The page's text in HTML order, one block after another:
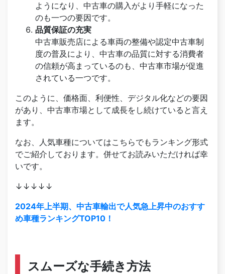
ようになり、中古車の購入がより手軽になった
のも一つの要因です。
品質保証の充実
中古車販売店による車両の整備や認定中古車制
度の普及により、中古車の品質に対する消費者
の信頼が高まっているのも、中古車市場が促進
されている一つです。
このように、価格面、利便性、デジタル化などの要因
があり、中古車市場として成長をし続けていると言え
ます。
なお、人気車種についてはこちらでもランキング形式
でご紹介しております。併せてお読みいただければ幸
いです。
↓↓↓↓↓
2024年上半期、中古車輸出で人気急上昇中のおすす
め車種ランキングTOP10！
スムーズな手続き方法